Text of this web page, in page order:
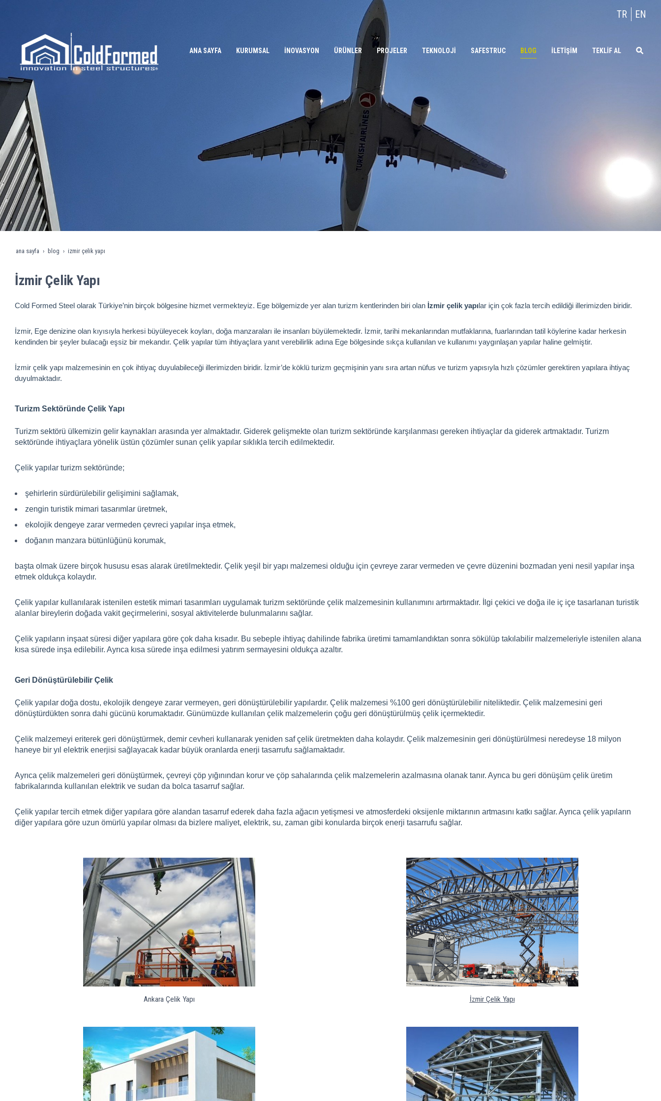
TR EN
ANA SAYFA KURUMSAL İNOVASYON ÜRÜNLER PROJELER TEKNOLOJİ SAFESTRUC BLOG İLETİŞİM TEKLİF AL
ana sayfa blog i̇zmir çelik yapı
İzmir Çelik Yapı
Cold Formed Steel olarak Türkiye’nin birçok bölgesine hizmet vermekteyiz. Ege bölgemizde yer alan turizm kentlerinden biri olan İzmir çelik yapılar için çok fazla tercih edildiği illerimizden biridir.
İzmir, Ege denizine olan kıyısıyla herkesi büyüleyecek koyları, doğa manzaraları ile insanları büyülemektedir. İzmir, tarihi mekanlarından mutfaklarına, fuarlarından tatil köylerine kadar herkesin
kendinden bir şeyler bulacağı eşsiz bir mekandır. Çelik yapılar tüm ihtiyaçlara yanıt verebilirlik adına Ege bölgesinde sıkça kullanılan ve kullanımı yaygınlaşan yapılar haline gelmiştir.
İzmir çelik yapı malzemesinin en çok ihtiyaç duyulabileceği illerimizden biridir. İzmir’de köklü turizm geçmişinin yanı sıra artan nüfus ve turizm yapısıyla hızlı çözümler gerektiren yapılara ihtiyaç
duyulmaktadır.
Turizm Sektöründe Çelik Yapı
Turizm sektörü ülkemizin gelir kaynakları arasında yer almaktadır. Giderek gelişmekte olan turizm sektöründe karşılanması gereken ihtiyaçlar da giderek artmaktadır. Turizm
sektöründe ihtiyaçlara yönelik üstün çözümler sunan çelik yapılar sıklıkla tercih edilmektedir.
Çelik yapılar turizm sektöründe;
şehirlerin sürdürülebilir gelişimini sağlamak,
zengin turistik mimari tasarımlar üretmek,
ekolojik dengeye zarar vermeden çevreci yapılar inşa etmek,
doğanın manzara bütünlüğünü korumak,
başta olmak üzere birçok hususu esas alarak üretilmektedir. Çelik yeşil bir yapı malzemesi olduğu için çevreye zarar vermeden ve çevre düzenini bozmadan yeni nesil yapılar inşa
etmek oldukça kolaydır.
Çelik yapılar kullanılarak istenilen estetik mimari tasarımları uygulamak turizm sektöründe çelik malzemesinin kullanımını artırmaktadır. İlgi çekici ve doğa ile iç içe tasarlanan turistik
alanlar bireylerin doğada vakit geçirmelerini, sosyal aktivitelerde bulunmalarını sağlar.
Çelik yapıların inşaat süresi diğer yapılara göre çok daha kısadır. Bu sebeple ihtiyaç dahilinde fabrika üretimi tamamlandıktan sonra sökülüp takılabilir malzemeleriyle istenilen alana
kısa sürede inşa edilebilir. Ayrıca kısa sürede inşa edilmesi yatırım sermayesini oldukça azaltır.
Geri Dönüştürülebilir Çelik
Çelik yapılar doğa dostu, ekolojik dengeye zarar vermeyen, geri dönüştürülebilir yapılardır. Çelik malzemesi %100 geri dönüştürülebilir niteliktedir. Çelik malzemesini geri
dönüştürdükten sonra dahi gücünü korumaktadır. Günümüzde kullanılan çelik malzemelerin çoğu geri dönüştürülmüş çelik içermektedir.
Çelik malzemeyi eriterek geri dönüştürmek, demir cevheri kullanarak yeniden saf çelik üretmekten daha kolaydır. Çelik malzemesinin geri dönüştürülmesi neredeyse 18 milyon
haneye bir yıl elektrik enerjisi sağlayacak kadar büyük oranlarda enerji tasarrufu sağlamaktadır.
Ayrıca çelik malzemeleri geri dönüştürmek, çevreyi çöp yığınından korur ve çöp sahalarında çelik malzemelerin azalmasına olanak tanır. Ayrıca bu geri dönüşüm çelik üretim
fabrikalarında kullanılan elektrik ve sudan da bolca tasarruf sağlar.
Çelik yapılar tercih etmek diğer yapılara göre alandan tasarruf ederek daha fazla ağacın yetişmesi ve atmosferdeki oksijenle miktarının artmasını katkı sağlar. Ayrıca çelik yapıların
diğer yapılara göre uzun ömürlü yapılar olması da bizlere maliyet, elektrik, su, zaman gibi konularda birçok enerji tasarrufu sağlar.
Ankara Çelik Yapı İzmir Çelik Yapı